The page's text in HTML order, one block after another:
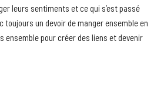
leurs sentiments et ce qui s’est passé
toujours un devoir de manger ensemble en
ensemble pour créer des liens et devenir